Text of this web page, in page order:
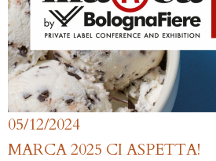
05/12/2024
MARCA 2025 CI ASPETTA!